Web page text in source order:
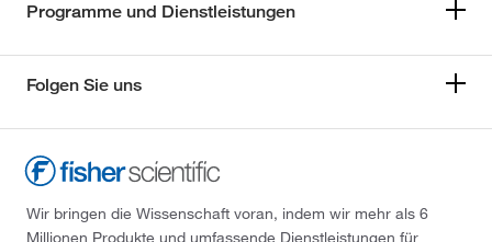
Programme und Dienstleistungen
Folgen Sie uns
Wir bringen die Wissenschaft voran, indem wir mehr als 6
Millionen Produkte und umfassende Dienstleistungen für